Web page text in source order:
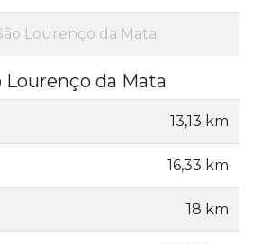
Lourenço da Mata
da Mata
13,13 km
16,33 km
18 km